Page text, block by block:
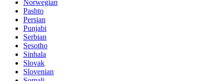
Norwegian
Pashto
Persian
Punjabi
Serbian
Sesotho
Sinhala
Slovak
Slovenian